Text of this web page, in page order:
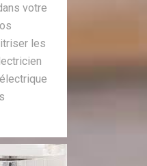
votre
les